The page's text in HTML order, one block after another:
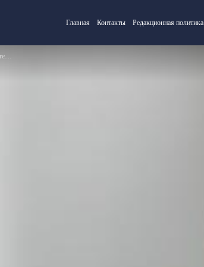
Главная Контакты Редакционная политика